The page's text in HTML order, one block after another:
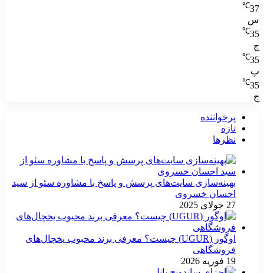
37
℃
س
35
℃
چ
35
℃
پ
35
℃
ج
پرخواننده
تازه
نظرها
بهینه‌سازی سایت‌های پرسش و پاسخ با مشاوره سئو از سید
احسان خسروی
27 جولای 2025
اوگور (UGUR) چیست؟ معرفی برند محبوب یخچال‌های
فروشگاهی
19 فوریه 2026